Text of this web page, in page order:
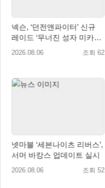
넥슨, ‘던전앤파이터’ 신규
레이드 ‘무너진 성자 미카엘
라’ 업데이트!
2026.08.06 조회 62
넷마블 ‘세븐나이츠 리버스’,
서머 바캉스 업데이트 실시
2026.08.06 조회 52